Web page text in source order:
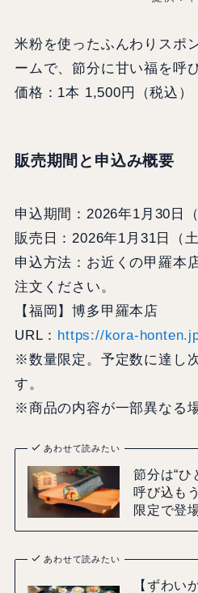
米粉を使ったふんわりスポ
ームで、節分に甘い福を呼
価格：1本 1,500円（税込）
販売期間と申込み概要
申込期間：2026年1月30日
販売日：2026年1月31日（
申込方法：お近くの甲羅本
注文ください。
【福岡】博多甲羅本店
URL： https://kora-
※数量限定。予定数に達し
す。
※商品の内容が一部異なる
あわせて読みたい
節分は“ひ
呼び込も
限定で登
あわせて読みたい
【ずわい